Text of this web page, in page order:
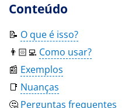
Conteúdo
📝 O que é isso?
👨🏻‍💻 Como usar?
📰 Exemplos
📑 Nuanças
🤔 Perguntas frequentes